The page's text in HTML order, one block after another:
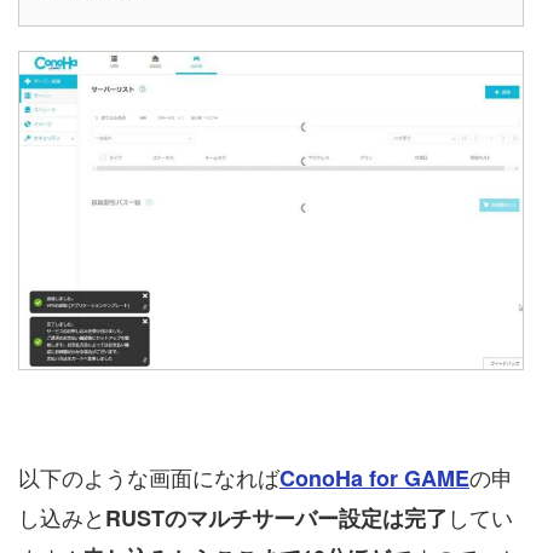
以下のような画面になればConoHa for GAMEの申
し込みとRUSTのマルチサーバー設定は完了 してい